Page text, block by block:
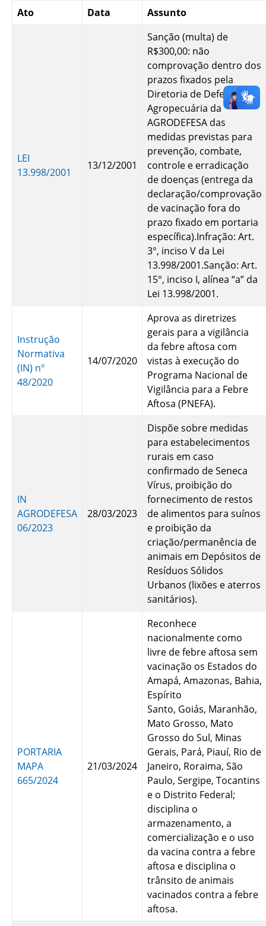
Ato Data Assunto
LEI
13.998/2001
13/12/2001
Sanção (multa) de
R$300,00: não
comprovação dentro dos
prazos fixados pela
Diretoria de Defesa
Agropecuária da
AGRODEFESA das
medidas previstas para
prevenção, combate,
controle e erradicação
de doenças (entrega da
declaração/comprovação
de vacinação fora do
prazo fixado em portaria
específica).Infração: Art.
3°, inciso V da Lei
13.998/2001.Sanção: Art.
15°, inciso I, alínea “a” da
Lei 13.998/2001.
Instrução
Normativa
(IN) nº
48/2020
14/07/2020
Aprova as diretrizes
gerais para a vigilância
da febre aftosa com
vistas à execução do
Programa Nacional de
Vigilância para a Febre
Aftosa (PNEFA).
IN
AGRODEFESA
06/2023
28/03/2023
Dispõe sobre medidas
para estabelecimentos
rurais em caso
confirmado de Seneca
Vírus, proibição do
fornecimento de restos
de alimentos para suínos
e proibição da
criação/permanência de
animais em Depósitos de
Resíduos Sólidos
Urbanos (lixões e aterros
sanitários).
PORTARIA
MAPA
665/2024
21/03/2024
Reconhece
nacionalmente como
livre de febre aftosa sem
vacinação os Estados do
Amapá, Amazonas, Bahia,
Espírito
Santo, Goiás, Maranhão,
Mato Grosso, Mato
Grosso do Sul, Minas
Gerais, Pará, Piauí, Rio de
Janeiro, Roraima, São
Paulo, Sergipe, Tocantins
e o Distrito Federal;
disciplina o
armazenamento, a
comercialização e o uso
da vacina contra a febre
aftosa e disciplina o
trânsito de animais
vacinados contra a febre
aftosa.